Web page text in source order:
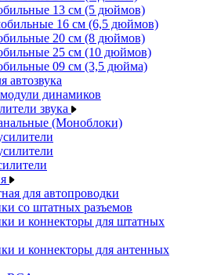
13 см (5 дюймов)
16 см (6,5 дюймов)
20 см (8 дюймов)
25 см (10 дюймов)
09 см (3,5 дюйма)
автозвука
динамиков
звука
(Моноблоки)
для автопроводки
со штатных разъемов
и коннекторы для штатных
и коннекторы для антенных